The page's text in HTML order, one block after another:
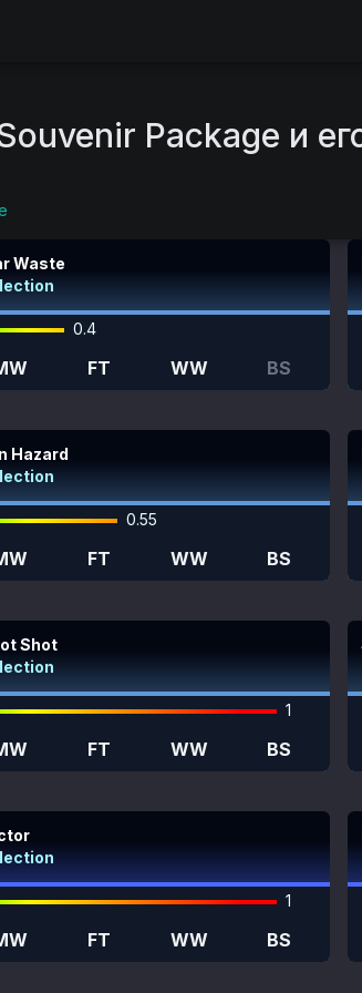
Package и
Waste
0.4
FT WW BS
Hazard
0.55
FT WW BS
Shot
1
FT WW BS
1
FT WW BS